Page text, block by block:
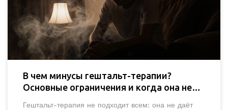
В чем минусы гештальт-терапии?
Основные ограничения и когда она не
Гештальт-терапия не подходит всем: она не даёт